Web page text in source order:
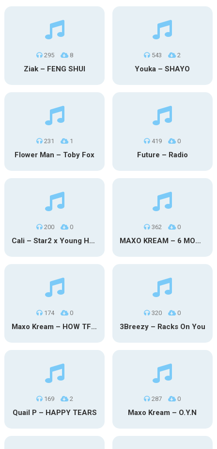
295 8
Ziak – FENG SHUI
543 2
Youka – SHAYO
231 1
Flower Man – Toby Fox
419 0
Future – Radio
200 0
Cali – Star2 x Young Henny
362 0
MAXO KREAM – 6 MONTHS CLEAN
174 0
Maxo Kream – HOW TF I’M LUCKY
320 0
3Breezy – Racks On You
169 2
Quail P – HAPPY TEARS
287 0
Maxo Kream – O.Y.N